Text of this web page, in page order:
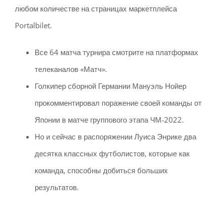
любом количестве на страницах маркетплейса
Portalbilet.
Все 64 матча турнира смотрите на платформах
телеканалов «Матч».
Голкипер сборной Германии Мануэль Нойер
прокомментировал поражение своей команды от
Японии в матче группового этапа ЧМ-2022.
Но и сейчас в распоряжении Луиса Энрике два
десятка классных футболистов, которые как
команда, способны добиться больших
результатов.